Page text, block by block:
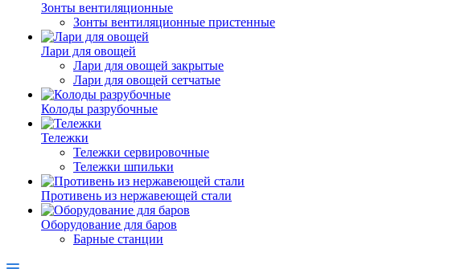
Зонты вентиляционные
Зонты вентиляционные пристенные
Лари для овощей
Лари для овощей закрытые
Лари для овощей сетчатые
Колоды разрубочные
Тележки
Тележки сервировочные
Тележки шпильки
Противень из нержавеющей стали
Оборудование для баров
Барные станции